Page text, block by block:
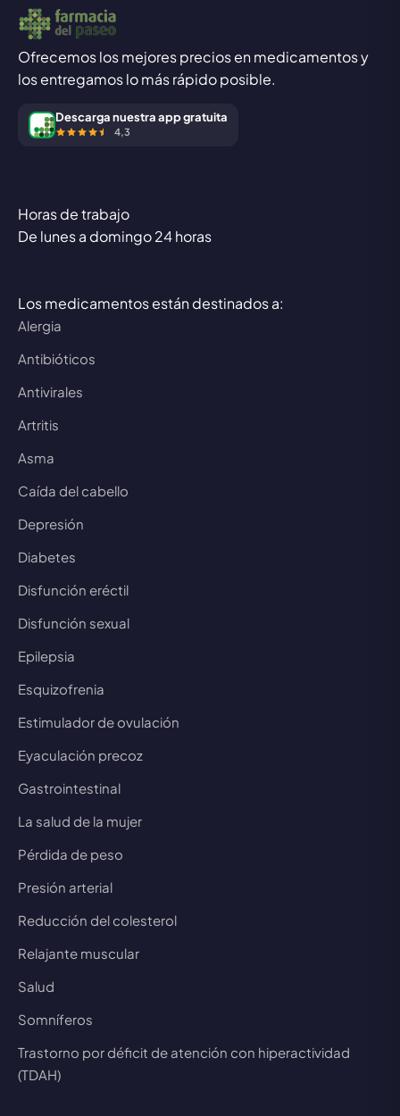
Ofrecemos los mejores precios en medicamentos y
los entregamos lo más rápido posible.
Descarga nuestra app gratuita
4,3
Horas de trabajo
De lunes a domingo 24 horas
Los medicamentos están destinados a:
Alergia
Antibióticos
Antivirales
Artritis
Asma
Caída del cabello
Depresión
Diabetes
Disfunción eréctil
Disfunción sexual
Epilepsia
Esquizofrenia
Estimulador de ovulación
Eyaculación precoz
Gastrointestinal
La salud de la mujer
Pérdida de peso
Presión arterial
Reducción del colesterol
Relajante muscular
Salud
Somníferos
Trastorno por déficit de atención con hiperactividad
(TDAH)